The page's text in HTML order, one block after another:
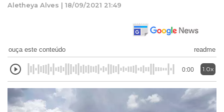
Aletheya Alves | 18/09/2021 21:49
ouça este conteúdo readme
0:00 1.0x